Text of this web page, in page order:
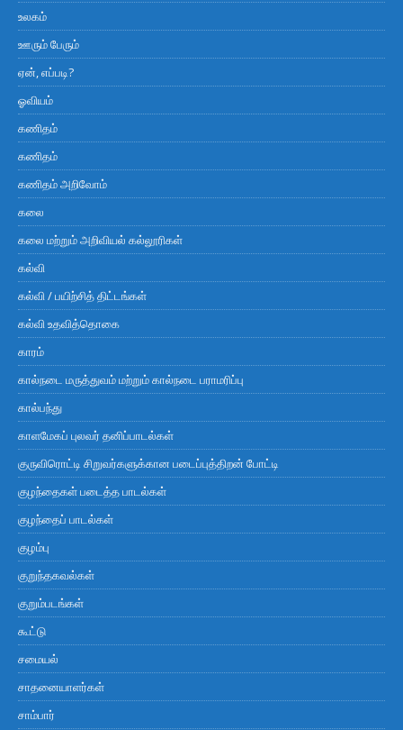
உலகம்
ஊரும் பேரும்
ஏன், எப்படி?
ஓவியம்
கணிதம்
கணிதம்
கணிதம் அறிவோம்
கலை
கலை மற்றும் அறிவியல் கல்லூரிகள்
கல்வி
கல்வி / பயிற்சித் திட்டங்கள்
கல்வி உதவித்தொகை
காரம்
கால்நடை மருத்துவம் மற்றும் கால்நடை பராமரிப்பு
கால்பந்து
காளமேகப் புலவர் தனிப்பாடல்கள்
குருவிரொட்டி சிறுவர்களுக்கான படைப்புத்திறன் போட்டி
குழந்தைகள் படைத்த பாடல்கள்
குழந்தைப் பாடல்கள்
குழம்பு
குறுந்தகவல்கள்
குறும்படங்கள்
கூட்டு
சமையல்
சாதனையாளர்கள்
சாம்பார்